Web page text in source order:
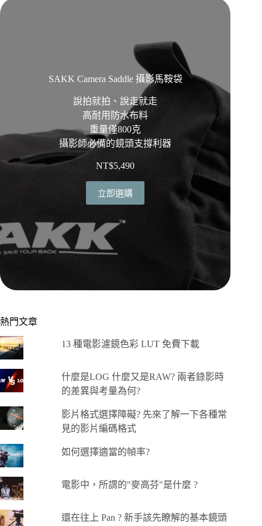
SAKK Camera Saddle 攝影馬鞍袋
說拍就拍、說走就走
高耐用防水布料
重量僅800克
攝影師必備的鏡頭支撐利器
NT$5,490
立即選購
熱門文章
13 種電影濾鏡色彩 LUT 免費下載
什麼是LOG 什麼又是RAW? 兩者錄影時
的差異與考量為何?
影片格式選擇障礙? 先來了解一下各種常
見的影片編碼格式
如何選擇適當的幀率?
電影中，所謂的"麥高芬"是什麼 ?
還在往上 Pan ? 新手該先瞭解的基本鏡頭